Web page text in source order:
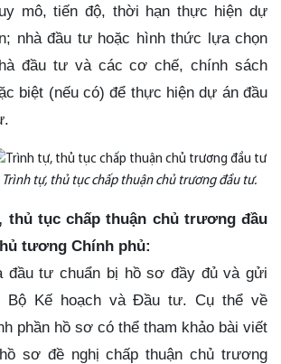
mô, tiến độ, thời hạn thực hiện dự
nhà đầu tư hoặc hình thức lựa chọn
đầu tư và các cơ chế, chính sách
biệt (nếu có) để thực hiện dự án đầu
Trình tự, thủ tục chấp thuận chủ trương đầu tư.
thủ tục chấp thuận chủ trương đầu
tương Chính phủ:
đầu tư chuẩn bị hồ sơ đầy đủ và gửi
Bộ Kế hoạch và Đầu tư. Cụ thể về
phần hồ sơ có thể tham khảo bài viết
sơ đề nghị chấp thuận chủ trương